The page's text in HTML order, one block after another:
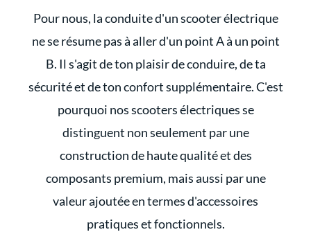
Pour nous, la conduite d'un scooter électrique
ne se résume pas à aller d'un point A à un point
B. Il s'agit de ton plaisir de conduire, de ta
sécurité et de ton confort supplémentaire. C'est
pourquoi nos scooters électriques se
distinguent non seulement par une
construction de haute qualité et des
composants premium, mais aussi par une
valeur ajoutée en termes d'accessoires
pratiques et fonctionnels.